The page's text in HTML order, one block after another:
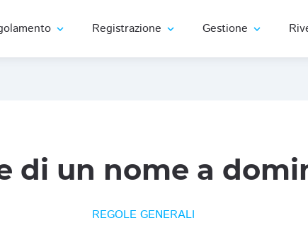
expand_more Registrazione expand_more Gestione expand_more
di un nome a
REGOLE GENERALI